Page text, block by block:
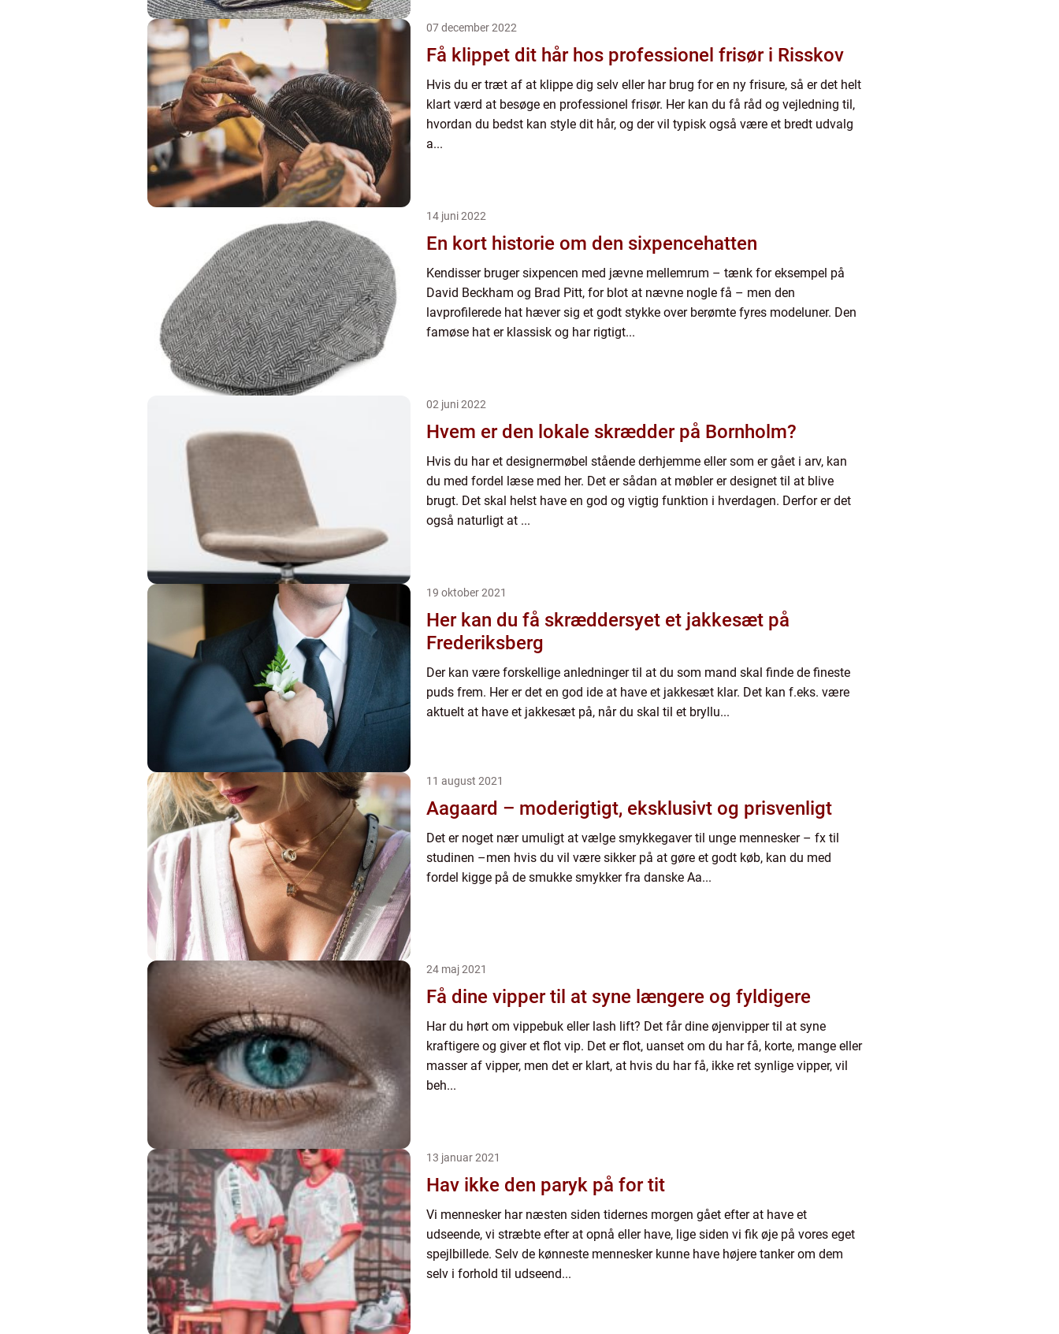
07 december 2022
Få klippet dit hår hos professionel frisør i Risskov
Hvis du er træt af at klippe dig selv eller har brug for en ny frisure, så er det helt
klart værd at besøge en professionel frisør. Her kan du få råd og vejledning til,
hvordan du bedst kan style dit hår, og der vil typisk også være et bredt udvalg
a...
14 juni 2022
En kort historie om den sixpencehatten
Kendisser bruger sixpencen med jævne mellemrum – tænk for eksempel på
David Beckham og Brad Pitt, for blot at nævne nogle få – men den
lavprofilerede hat hæver sig et godt stykke over berømte fyres modeluner. Den
famøse hat er klassisk og har rigtigt...
02 juni 2022
Hvem er den lokale skrædder på Bornholm?
Hvis du har et designermøbel stående derhjemme eller som er gået i arv, kan
du med fordel læse med her. Det er sådan at møbler er designet til at blive
brugt. Det skal helst have en god og vigtig funktion i hverdagen. Derfor er det
også naturligt at ...
19 oktober 2021
Her kan du få skræddersyet et jakkesæt på
Frederiksberg
Der kan være forskellige anledninger til at du som mand skal finde de fineste
puds frem. Her er det en god ide at have et jakkesæt klar. Det kan f.eks. være
aktuelt at have et jakkesæt på, når du skal til et bryllu...
11 august 2021
Aagaard – moderigtigt, eksklusivt og prisvenligt
Det er noget nær umuligt at vælge smykkegaver til unge mennesker – fx til
studinen –men hvis du vil være sikker på at gøre et godt køb, kan du med
fordel kigge på de smukke smykker fra danske Aa...
24 maj 2021
Få dine vipper til at syne længere og fyldigere
Har du hørt om vippebuk eller lash lift? Det får dine øjenvipper til at syne
kraftigere og giver et flot vip. Det er flot, uanset om du har få, korte, mange eller
masser af vipper, men det er klart, at hvis du har få, ikke ret synlige vipper, vil
beh...
13 januar 2021
Hav ikke den paryk på for tit
Vi mennesker har næsten siden tidernes morgen gået efter at have et
udseende, vi stræbte efter at opnå eller have, lige siden vi fik øje på vores eget
spejlbillede. Selv de kønneste mennesker kunne have højere tanker om dem
selv i forhold til udseend...